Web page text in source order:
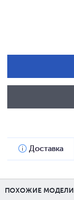
Доставка
ПОХОЖИЕ МОДЕЛИ